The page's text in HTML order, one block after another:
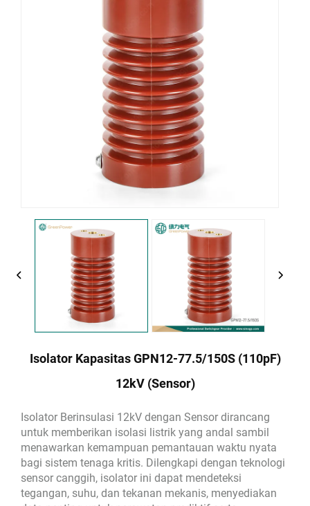
Isolator Kapasitas GPN12-77.5/150S (110pF)
12kV (Sensor)
Isolator Berinsulasi 12kV dengan Sensor dirancang
untuk memberikan isolasi listrik yang andal sambil
menawarkan kemampuan pemantauan waktu nyata
bagi sistem tenaga kritis. Dilengkapi dengan teknologi
sensor canggih, isolator ini dapat mendeteksi
tegangan, suhu, dan tekanan mekanis, menyediakan